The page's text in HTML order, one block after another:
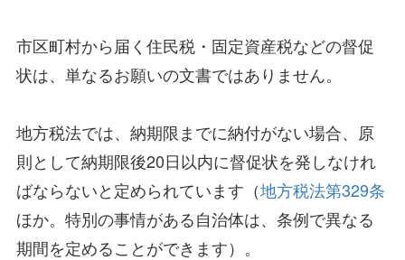
市区町村から届く住民税・固定資産税などの督促
状は、単なるお願いの文書ではありません。
地方税法では、納期限までに納付がない場合、原
則として納期限後20日以内に督促状を発しなけれ
ばならないと定められています（地方税法第329条
ほか。特別の事情がある自治体は、条例で異なる
期間を定めることができます）。